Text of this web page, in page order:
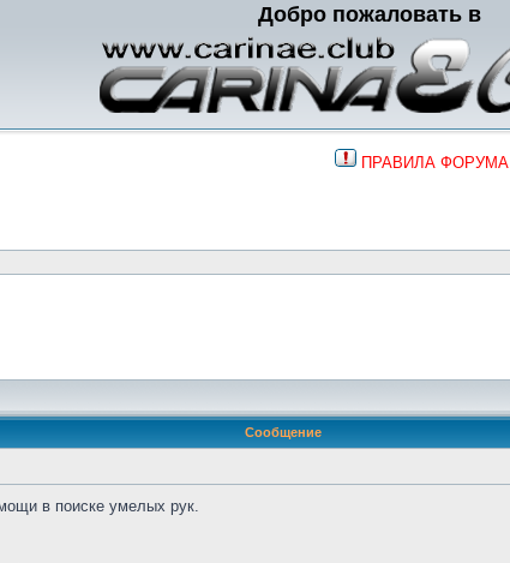
Добро пожаловать в
ПРАВИЛА ФОРУМА
Сообщение
в поиске умелых рук.